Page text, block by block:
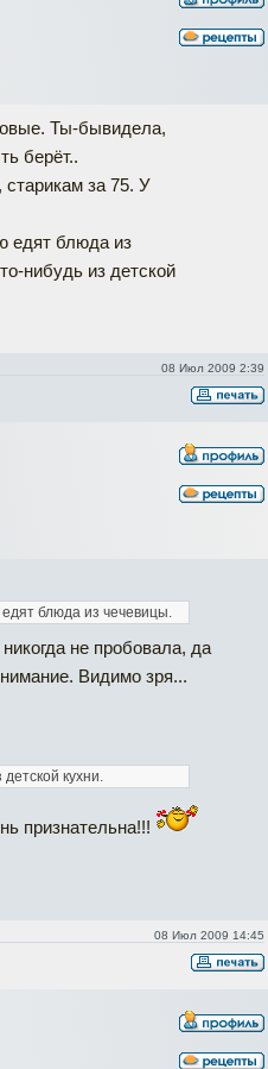
Ты-бывидела,
берёт..
за 75. У
едят блюда из
нибудь из детской
08 Июл 2009 2:39
блюда из чечевицы.
не пробовала, да
Видимо зря...
кухни.
признательна!!!
08 Июл 2009 14:45